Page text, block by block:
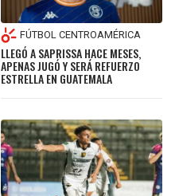
FÚTBOL CENTROAMÉRICA
LLEGÓ A SAPRISSA HACE MESES,
APENAS JUGÓ Y SERÁ REFUERZO
ESTRELLA EN GUATEMALA